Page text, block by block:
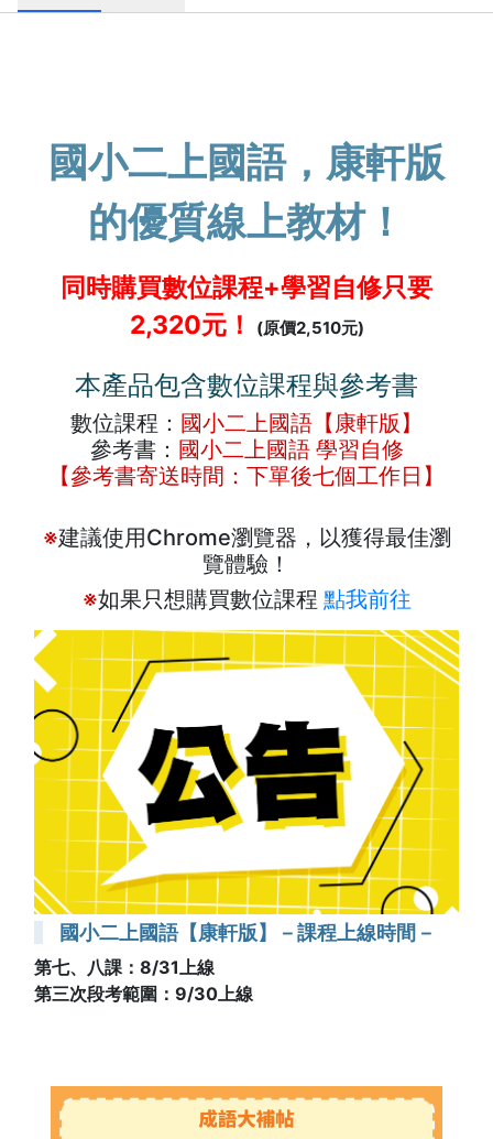
國小二上國語，康軒版
的優質線上教材！
同時購買數位課程+學習自修只要
2,320元！
(原價2,510元)
本產品包含數位課程與參考書
數位課程： 國小二上國語【康軒版】
參考書： 國小二上國語 學習自修
【參考書寄送時間：下單後七個工作日】
※建議使用Chrome瀏覽器，以獲得最佳瀏
覽體驗！
※如果只想購買數位課程 點我前往
國小二上國語【康軒版】－課程上線時間－
第七、八課：8/31上線
第三次段考範圍：9/30上線